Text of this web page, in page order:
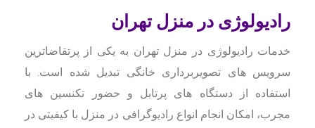
رادیولوژی در منزل تهران
خدمات رادیولوژی در منزل تهران به یکی از پرتقاضاترین
سرویس های تصویربرداری خانگی تبدیل شده است. با
استفاده از دستگاه های پرتابل و حضور تکنسین های
مجرب، امکان انجام انواع رادیوگرافی در منزل با کیفیتی در